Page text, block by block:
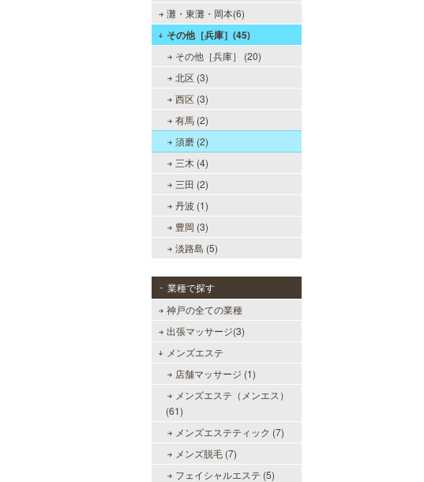
灘・東灘・岡本(6)
その他［兵庫］(45)
その他［兵庫］ (20)
北区 (3)
西区 (3)
有馬 (2)
須磨 (2)
三木 (4)
三田 (2)
丹波 (1)
豊岡 (3)
淡路島 (5)
業種で探す
神戸の全ての業種
出張マッサージ(3)
メンズエステ
店舗マッサージ (1)
メンズエステ（メンエス）
(61)
メンズエステティック (7)
メンズ脱毛 (7)
フェイシャルエステ (5)